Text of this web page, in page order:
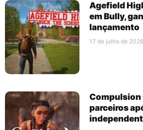
Agefield
em Bully,
lançamento
17 de julho de 2026
Compulsion
parceiros